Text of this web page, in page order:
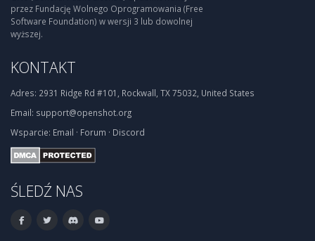
przez Fundację Wolnego Oprogramowania (Free
Software Foundation) w wersji 3 lub dowolnej
wyższej.
KONTAKT
Adres: 2931 Ridge Rd #101, Rockwall, TX 75032, United States
Email: support@openshot.org
Wsparcie: Email · Forum · Discord
ŚLEDŹ NAS